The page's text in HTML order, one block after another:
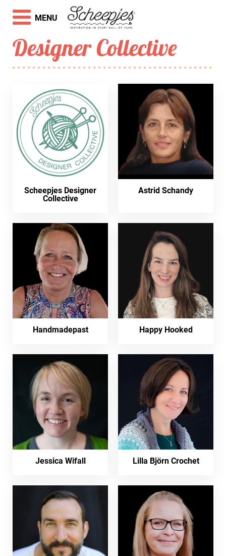
Designer Collective
Scheepjes Designer
Collective
Astrid Schandy
Handmadepast Happy Hooked
Jessica Wifall Lilla Björn Crochet
MENU